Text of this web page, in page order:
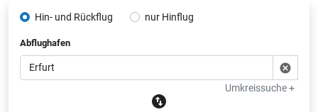
Hin- und Rückflug nur Hinflug
Abflughafen
Umkreissuche +